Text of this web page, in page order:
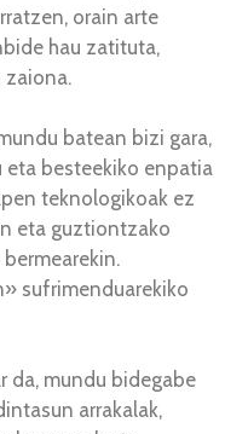
orain arte
hau zatituta,
batean bizi gara,
eta besteekiko enpatia
teknologikoak ez
eta guztiontzako
sufrimenduarekiko
da, mundu bidegabe
arrakalak,